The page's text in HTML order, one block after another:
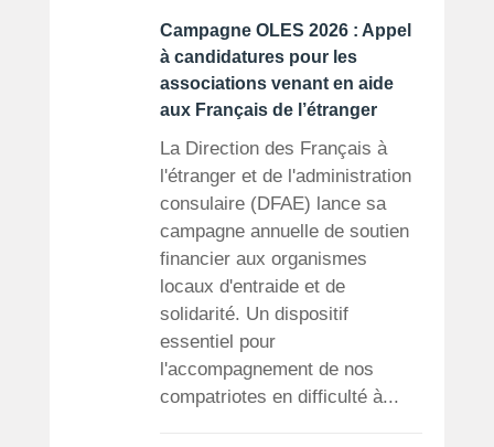
Campagne OLES 2026 : Appel
à candidatures pour les
associations venant en aide
aux Français de l’étranger
La Direction des Français à
l'étranger et de l'administration
consulaire (DFAE) lance sa
campagne annuelle de soutien
financier aux organismes
locaux d'entraide et de
solidarité. Un dispositif
essentiel pour
l'accompagnement de nos
compatriotes en difficulté à...